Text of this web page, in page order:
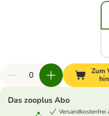
Zum
Das zooplus Abo
Versandkostenfrei